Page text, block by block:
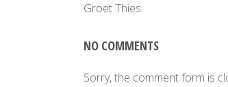
Groet Thies
NO COMMENTS
Sorry, the comment form is